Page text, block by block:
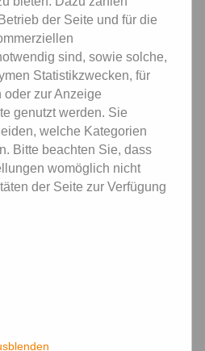
zum
(m/w/d), Maler
eine vergleichbare
von Maler- und
eine sorgsame
B von Vorteil
geweckt?
uns! Bewerbungen sind auch
der Seite und für die
sind, sowie solche,
Statistikzwecken, für
oder zur Anzeige
genutzt werden. Sie
welche Kategorien
Bitte beachten Sie, dass
womöglich nicht
der Seite zur Verfügung